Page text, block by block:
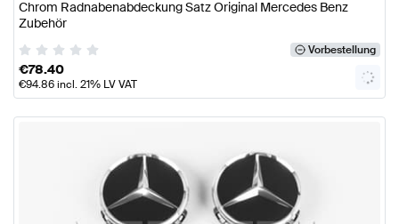
Chrom Radnabenabdeckung Satz Original Mercedes Benz
Zubehör
Vorbestellung
€78.40
€94.86incl. 21% LV VAT